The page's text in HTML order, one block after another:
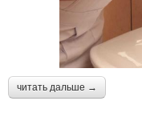
читать дальше →